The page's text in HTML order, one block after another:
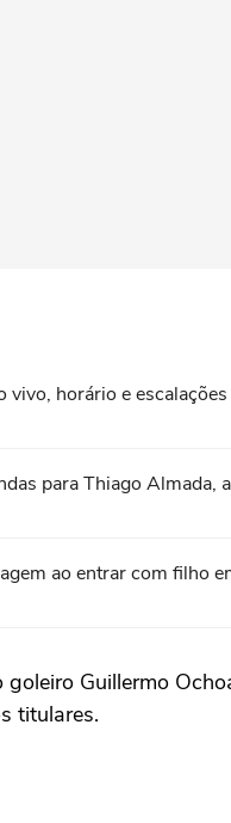
horário e
para Thiago Almada,
ao entrar com filho
Guillermo
titulares.